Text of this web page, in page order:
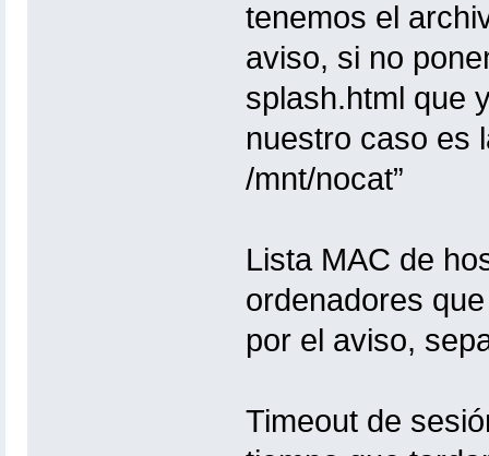
tenemos el
aviso, si no
splash.html que
nuestro caso es
/mnt/nocat”
Lista MAC de
ordenadores
por el aviso,
Timeout de